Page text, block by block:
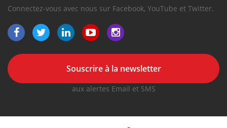
Connectez-vous avec nous sur Facebook, YouTube et Twitter.
Souscrire à la newsletter
aux alertes Email et SMS